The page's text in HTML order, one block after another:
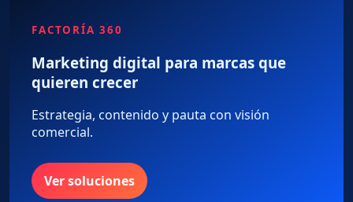
FACTORÍA 360
Marketing digital para marcas que
quieren crecer
Estrategia, contenido y pauta con visión
comercial.
Ver soluciones